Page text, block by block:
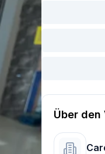
Über den